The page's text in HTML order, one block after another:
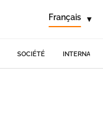
Français ▾
SOCIÉTÉ